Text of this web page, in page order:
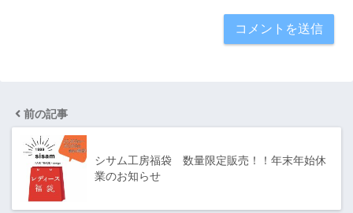
前の記事
シサム工房福袋 数量限定販売！！年末年始休
業のお知らせ